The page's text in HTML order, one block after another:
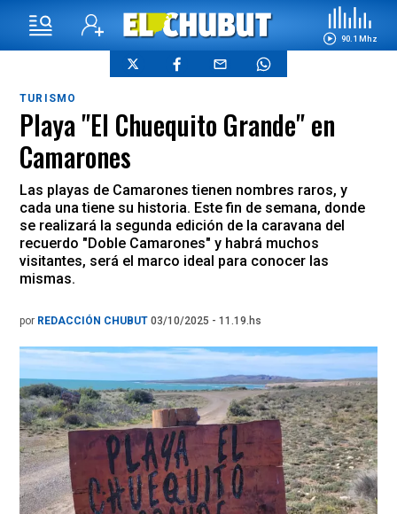
90.1 Mhz
TURISMO
Playa "El Chuequito Grande" en
Camarones
Las playas de Camarones tienen nombres raros, y
cada una tiene su historia. Este fin de semana, donde
se realizará la segunda edición de la caravana del
recuerdo "Doble Camarones" y habrá muchos
visitantes, será el marco ideal para conocer las
mismas.
por REDACCIÓN CHUBUT 03/10/2025 - 11.19.hs